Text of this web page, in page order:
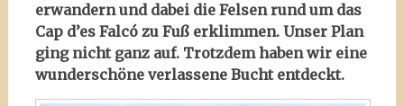
erwandern und dabei die Felsen rund um das
Cap d’es Falcó zu Fuß erklimmen. Unser Plan
ging nicht ganz auf. Trotzdem haben wir eine
wunderschöne verlassene Bucht entdeckt.